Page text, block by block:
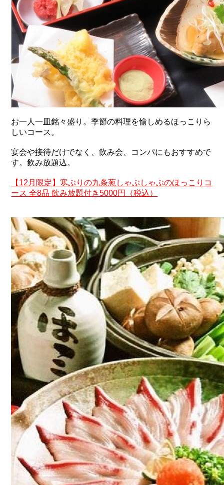
お一人一皿銘々盛り。季節の料理を愉しめるほっこりら
しいコース。
宴会や接待だけでなく、飲み会、コンパにもおすすめで
す。飲み放題込。
【12月限定】寒ぶりの九条葱しゃぶしゃぶのほっこりコ
ース 全8品 飲み放題付き5000円（税込）